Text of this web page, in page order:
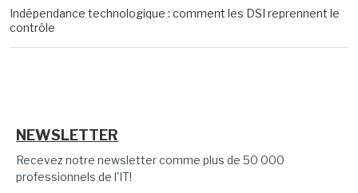
Indépendance technologique : comment les DSI reprennent le
contrôle
NEWSLETTER
Recevez notre newsletter comme plus de 50 000
professionnels de l'IT!